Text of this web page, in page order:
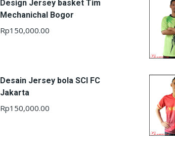
Design Jersey basket Tim
Mechanichal Bogor
Rp150,000.00
Desain Jersey bola SCI FC
Jakarta
Rp150,000.00